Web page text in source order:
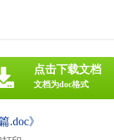
.doc》
点击下载文档
文档为doc格式